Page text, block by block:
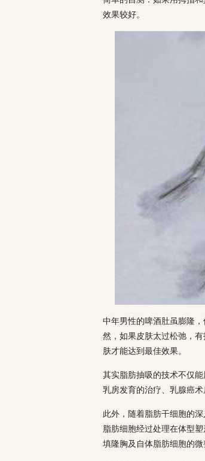
效果较好。
中年男性的啤酒肚虽膨隆
然，如果皮肤太过松弛，
肤才能达到最佳效果。
其实脂肪抽吸的技术不仅
乳房发育的治疗、乳腺癌
此外，随着脂肪干细胞的
脂肪细胞经过处理在体型
填隆胸及自体脂肪细胞的微